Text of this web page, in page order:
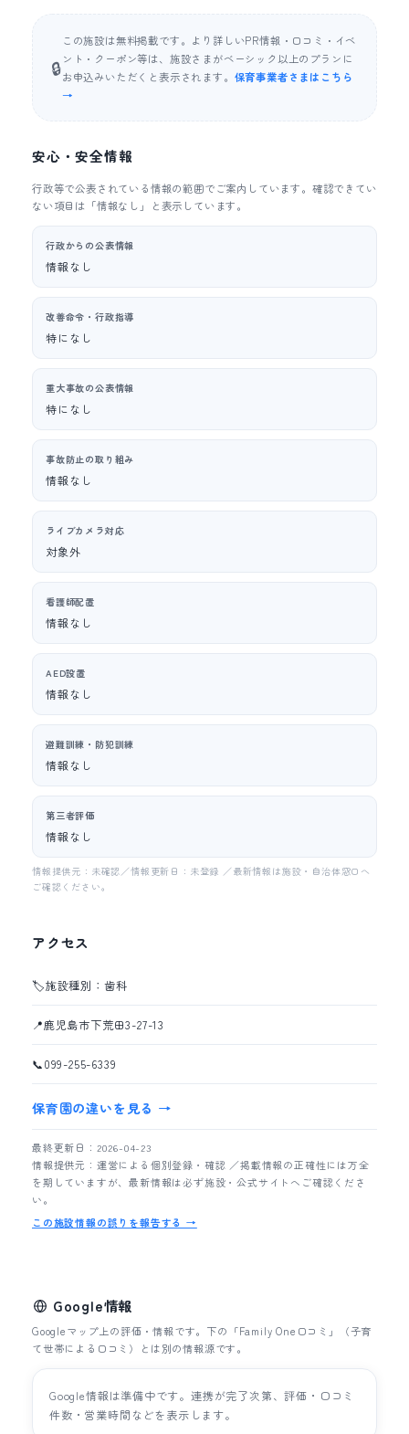
🔒
この施設は無料掲載です。より詳しいPR情報・口コミ・イベ
ント・クーポン等は、施設さまがベーシック以上のプランに
お申込みいただくと表示されます。 保育事業者さまはこちら
→
安心・安全情報
行政等で公表されている情報の範囲でご案内しています。確認できてい
ない項目は「情報なし」と表示しています。
行政からの公表情報
情報なし
改善命令・行政指導
特になし
重大事故の公表情報
特になし
事故防止の取り組み
情報なし
ライブカメラ対応
対象外
看護師配置
情報なし
AED設置
情報なし
避難訓練・防犯訓練
情報なし
第三者評価
情報なし
情報提供元：未確認／情報更新日：未登録 ／最新情報は施設・自治体窓口へ
ご確認ください。
アクセス
🏷️施設種別：歯科
📍鹿児島市下荒田3-27-13
📞099-255-6339
保育園の違いを見る →
最終更新日：2026-04-23
情報提供元：運営による個別登録・確認 ／掲載情報の正確性には万全
を期していますが、最新情報は必ず施設・公式サイトへご確認くださ
い。
この施設情報の誤りを報告する →
Google情報
Googleマップ上の評価・情報です。下の「Family One口コミ」（子育
て世帯による口コミ）とは別の情報源です。
Google情報は準備中です。連携が完了次第、評価・口コミ
件数・営業時間などを表示します。